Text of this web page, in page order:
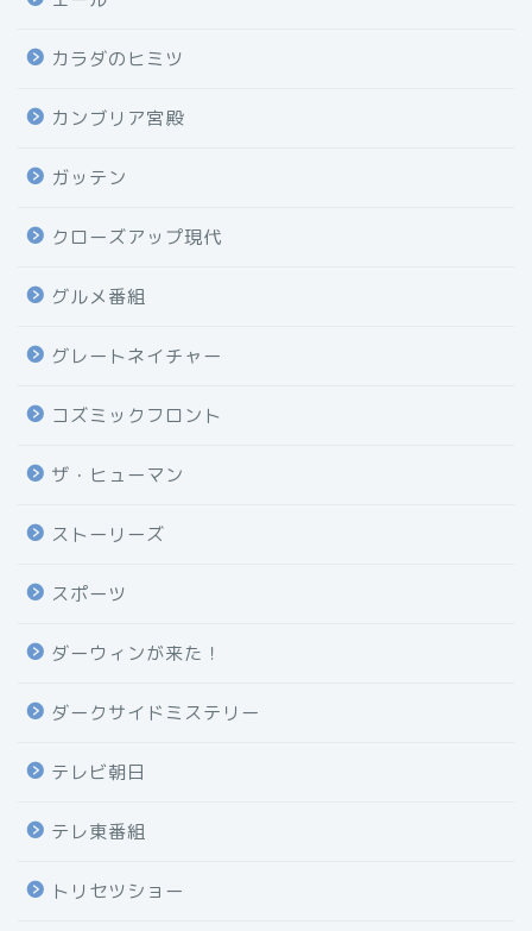
カラダのヒミツ
カンブリア宮殿
ガッテン
クローズアップ現代
グルメ番組
グレートネイチャー
コズミックフロント
ザ・ヒューマン
ストーリーズ
スポーツ
ダーウィンが来た！
ダークサイドミステリー
テレビ朝日
テレ東番組
トリセツショー